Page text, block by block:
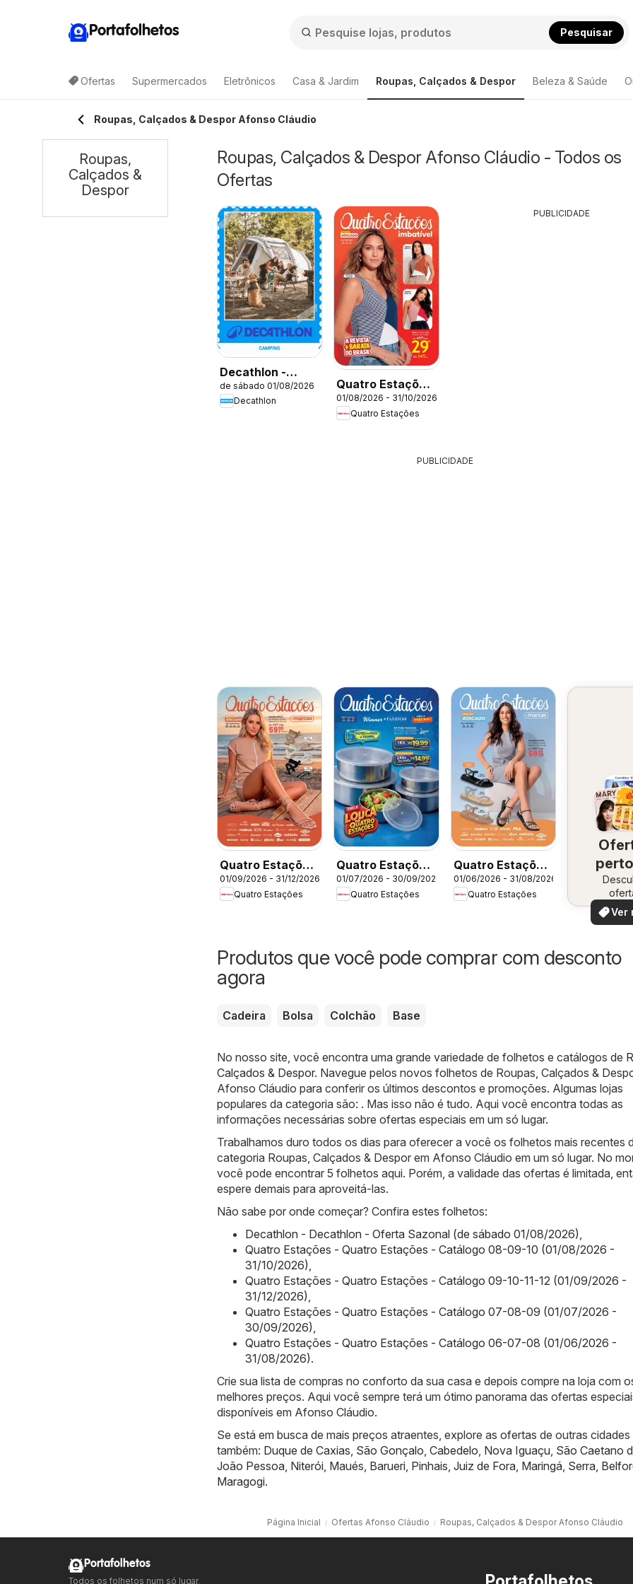
Portafolhetos Pesquisar
Ofertas Supermercados Eletrônicos Casa & Jardim Roupas, Calçados & Despor Beleza & Saúde
Roupas, Calçados & Despor Afonso Cláudio
Roupas, Calçados & Despor Afonso Cláudio - Todos os
Ofertas
Decathlon -
Oferta Sazonal
de sábado 01/08/2026
Decathlon
Quatro Estações
- Catálogo 08-
09-10
01/08/2026 - 31/10/2026
Quatro Estações
PUBLICIDADE
PUBLICIDADE
Quatro Estações
- Catálogo 09-10-
11-12
01/09/2026 - 31/12/2026
Quatro Estações
Quatro Estações
- Catálogo 07-
08-09
01/07/2026 - 30/09/2026
Quatro Estações
Quatro Estações
- Catálogo 06-
07-08
01/06/2026 - 31/08/2026
Quatro Estações
Ver
Produtos que você pode comprar com desconto
agora
Cadeira Bolsa Colchão Base
No nosso site, você encontra uma grande variedade de folhetos e catálogos de
Calçados & Despor. Navegue pelos novos folhetos de Roupas, Calçados &
Afonso Cláudio para conferir os últimos descontos e promoções. Algumas lojas
populares da categoria são: . Mas isso não é tudo. Aqui você encontra todas as
informações necessárias sobre ofertas especiais em um só lugar.
Trabalhamos duro todos os dias para oferecer a você os folhetos mais recentes
categoria Roupas, Calçados & Despor em Afonso Cláudio em um só lugar. No
você pode encontrar 5 folhetos aqui. Porém, a validade das ofertas é limitada,
espere demais para aproveitá-las.
Não sabe por onde começar? Confira estes folhetos:
Decathlon - Decathlon - Oferta Sazonal (de sábado 01/08/2026),
Quatro Estações - Quatro Estações - Catálogo 08-09-10 (01/08/2026 -
31/10/2026),
Quatro Estações - Quatro Estações - Catálogo 09-10-11-12 (01/09/2026 -
31/12/2026),
Quatro Estações - Quatro Estações - Catálogo 07-08-09 (01/07/2026 -
30/09/2026),
Quatro Estações - Quatro Estações - Catálogo 06-07-08 (01/06/2026 -
31/08/2026).
Crie sua lista de compras no conforto da sua casa e depois compre na loja com
melhores preços. Aqui você sempre terá um ótimo panorama das ofertas
disponíveis em Afonso Cláudio.
Se está em busca de mais preços atraentes, explore as ofertas de outras cidades
também: Duque de Caxias, São Gonçalo, Cabedelo, Nova Iguaçu, São Caetano
João Pessoa, Niterói, Maués, Barueri, Pinhais, Juiz de Fora, Maringá, Serra,
Maragogi.
Página Inicial Ofertas Afonso Cláudio Roupas, Calçados & Despor Afonso Cláudio
Roupas,
Calçados &
Despor
Portafolhetos
Todos os folhetos num só lugar.